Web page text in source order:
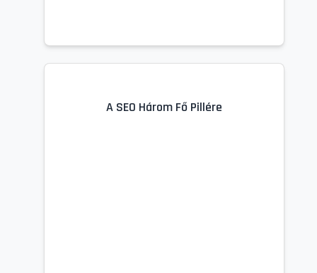
A SEO Három Fő Pillére